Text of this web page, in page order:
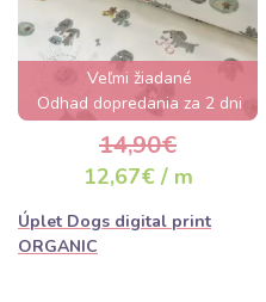
Veľmi žiadané
Odhad dopredania za 2 dni
14,90€
12,67€ / m
Úplet Dogs digital print
ORGANIC